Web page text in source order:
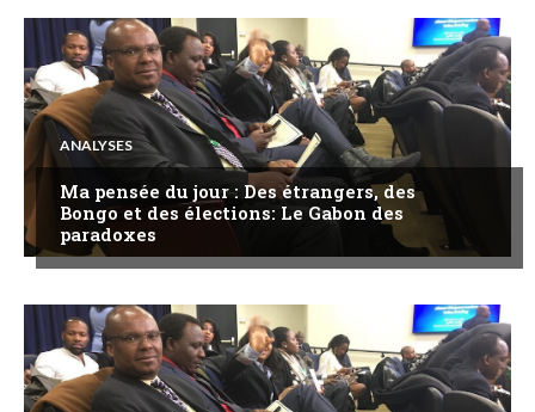
ANALYSES
Ma pensée du jour : Des étrangers, des
Bongo et des élections: Le Gabon des
paradoxes